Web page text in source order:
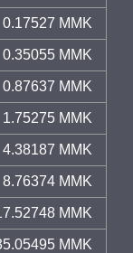
0.17527 MMK
0.35055 MMK
0.87637 MMK
1.75275 MMK
4.38187 MMK
8.76374 MMK
MMK
MMK